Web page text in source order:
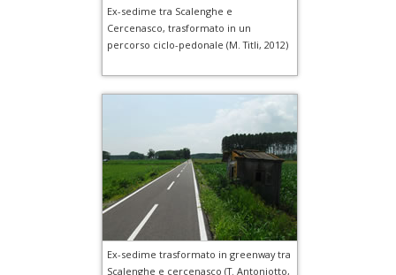
Ex-sedime tra Scalenghe e
Cercenasco, trasformato in un
percorso ciclo-pedonale (M. Titli, 2012)
Ex-sedime trasformato in greenway tra
Scalenghe e cercenasco (T. Antoniotto,